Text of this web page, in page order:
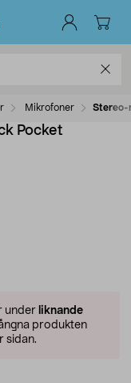
Mikrofoner Stereo-
Pocket
under liknande
produkten
sidan.